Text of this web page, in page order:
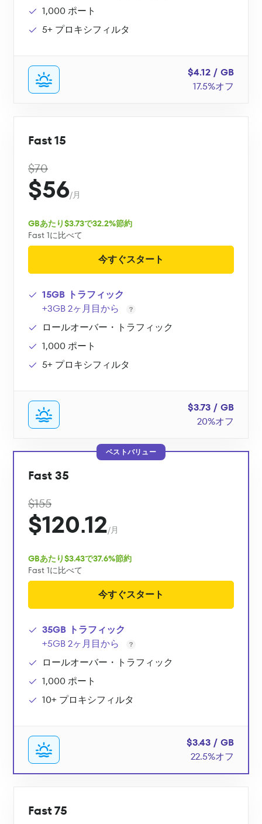
1,000 ポート
5+ プロキシフィルタ
$4.12 / GB
17.5%オフ
Fast 15
$70
$56/月
GBあたり$3.73で32.2%節約
Fast 1に比べて
今すぐスタート
15GB トラフィック
+3GB 2ヶ月目から
ロールオーバー・トラフィック
1,000 ポート
5+ プロキシフィルタ
$3.73 / GB
20%オフ
ベストバリュー
Fast 35
$155
$120.12/月
GBあたり$3.43で37.6%節約
Fast 1に比べて
今すぐスタート
35GB トラフィック
+5GB 2ヶ月目から
ロールオーバー・トラフィック
1,000 ポート
10+ プロキシフィルタ
$3.43 / GB
22.5%オフ
Fast 75